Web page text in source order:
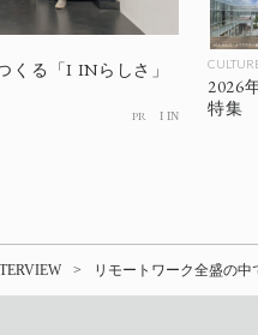
くる「I INらしさ」
PR I IN
2026
特集
リモートワーク全盛の